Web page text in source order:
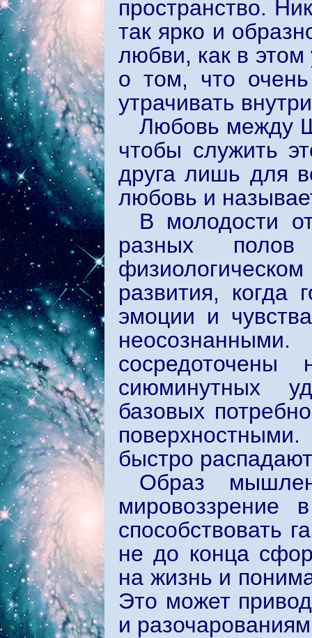
пространство.
так ярко и
любви, как в
о том, что
утрачивать
Любовь между
чтобы служить
друга лишь для
любовь и
В молодости
разных
развития, когда
эмоции и
сосредоточены
сиюминутных
базовых
быстро
Образ
мировоззрение
способствовать
не до конца
на жизнь и
Это может
и